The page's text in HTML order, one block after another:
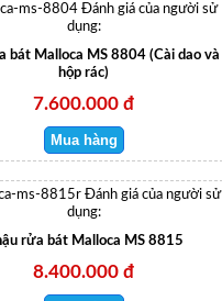
Đánh giá của người sử
dụng:
bát Malloca MS 8804 (Cài dao và
hộp rác)
7.600.000 đ
Đánh giá của người sử
dụng:
rửa bát Malloca MS 8815
8.400.000 đ